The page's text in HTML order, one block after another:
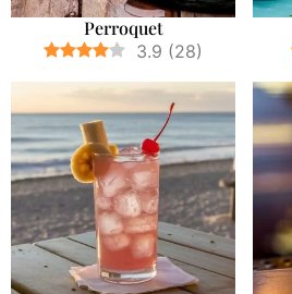
Perroquet
3.9 (28)